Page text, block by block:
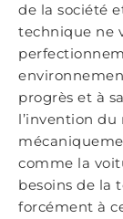
de la société
technique ne
progrès et à
l’invention
comme la
besoins de la
forcément à